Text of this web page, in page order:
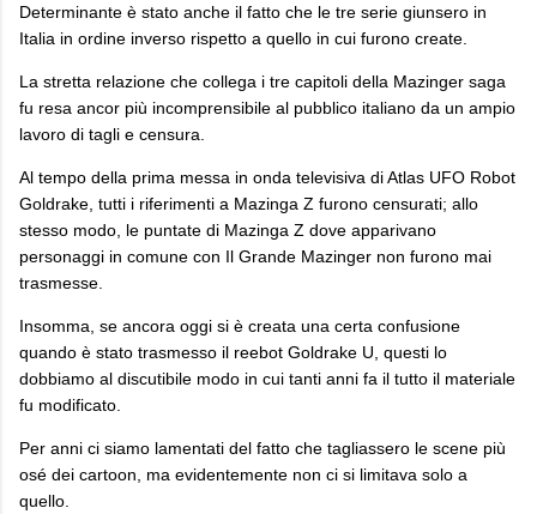
Determinante è stato anche il fatto che le tre serie giunsero in
Italia in ordine inverso rispetto a quello in cui furono create.
La stretta relazione che collega i tre capitoli della Mazinger saga
fu resa ancor più incomprensibile al pubblico italiano da un ampio
lavoro di tagli e censura.
Al tempo della prima messa in onda televisiva di Atlas UFO Robot
Goldrake, tutti i riferimenti a Mazinga Z furono censurati; allo
stesso modo, le puntate di Mazinga Z dove apparivano
personaggi in comune con Il Grande Mazinger non furono mai
trasmesse.
Insomma, se ancora oggi si è creata una certa confusione
quando è stato trasmesso il reebot Goldrake U, questi lo
dobbiamo al discutibile modo in cui tanti anni fa il tutto il materiale
fu modificato.
Per anni ci siamo lamentati del fatto che tagliassero le scene più
osé dei cartoon, ma evidentemente non ci si limitava solo a
quello.